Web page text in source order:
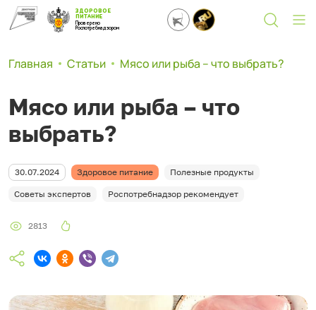
ЗДОРОВОЕ
ПИТАНИЕ
Проверено
Роспотребнадзором
Главная Статьи Мясо или рыба – что выбрать?
Мясо или рыба – что
выбрать?
30.07.2024 Здоровое питание Полезные продукты
Советы экспертов Роспотребнадзор рекомендует
2813